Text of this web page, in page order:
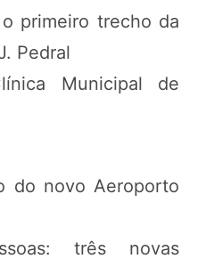
primeiro trecho da
Pedral
Municipal de
do novo Aeroporto
três novas